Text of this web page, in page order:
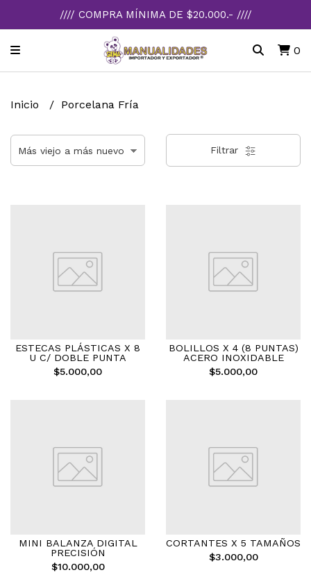
//// COMPRA MÍNIMA DE $20.000.- ////
0
Inicio Porcelana Fría
Filtrar
ESTECAS PLÁSTICAS X 8
U C/ DOBLE PUNTA
$5.000,00
BOLILLOS X 4 (8 PUNTAS)
ACERO INOXIDABLE
$5.000,00
MINI BALANZA DIGITAL
PRECISIÓN
$10.000,00
CORTANTES X 5 TAMAÑOS
$3.000,00